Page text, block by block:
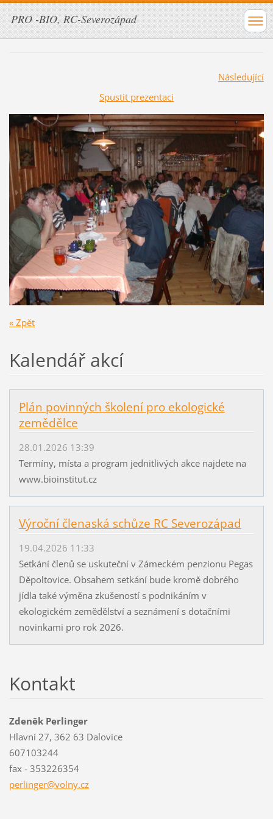
PRO -BIO, RC-Severozápad
Následující
Spustit prezentaci
« Zpět
Kalendář akcí
Plán povinných školení pro ekologické
zemědělce
28.01.2026 13:39
Termíny, místa a program jednitlivých akce najdete na
www.bioinstitut.cz
Výroční členaská schůze RC Severozápad
19.04.2026 11:33
Setkání členů se uskuteční v Zámeckém penzionu Pegas
Děpoltovice. Obsahem setkání bude kromě dobrého
jídla také výměna zkušeností s podnikáním v
ekologickém zemědělství a seznámení s dotačními
novinkami pro rok 2026.
Kontakt
Zdeněk Perlinger
Hlavní 27, 362 63 Dalovice
607103244
fax - 353226354
perlinger@volny.cz